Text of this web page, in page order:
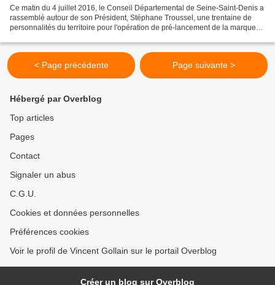
Ce matin du 4 juillet 2016, le Conseil Départemental de Seine-Saint-Denis a
rassemblé autour de son Président, Stéphane Troussel, une trentaine de
personnalités du territoire pour l'opération de pré-lancement de la marque
< Page précédente Page suivante >
Hébergé par Overblog
Top articles
Pages
Contact
Signaler un abus
C.G.U.
Cookies et données personnelles
Préférences cookies
Voir le profil de Vincent Gollain sur le portail Overblog
Créer un blog sur Overblog